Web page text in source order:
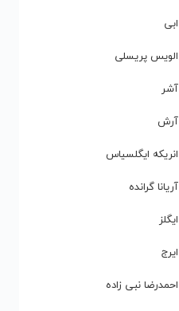
ابی
الویس پریسلی
آشر
آرش
انریکه ایگلسیاس
آریانا گرانده
ایگلز
ایرج
احمدرضا نبی زاده